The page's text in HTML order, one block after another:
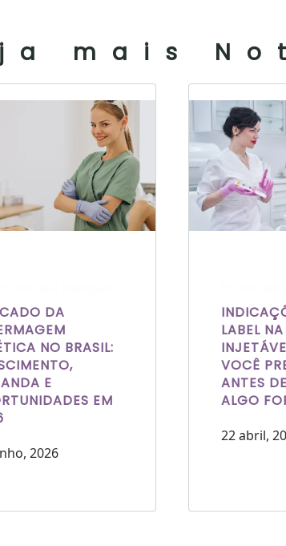
mais
DA
NO BRASIL:
E
EM
2026
LABEL
VOCÊ
ANTES
ALGO
22 abril,